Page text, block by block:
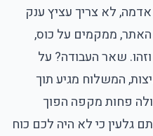
לא צריך עציץ ענק
ממקמים על כוס,
שאר העבודה? על
המשלוח מגיע תוך
פחות מקפה הפוך
גלעין כי לא היה לכם כוח